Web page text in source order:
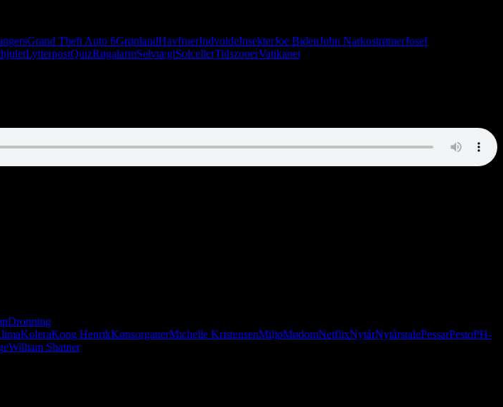
Grand Theft Auto 6GrønlandHavfruerIndvoldeInsekterJoe BidenJohn NarkostrømerJosef
LytterpostQuizRøgalarmSelvtægtSolcellerTidszonerVatikanet
Dronning
KoleraKong HenrikKønsorganerMichelle KristensenMiljøMødomNetflixNytårNytårstalePessarPestoPH-
William Shatner